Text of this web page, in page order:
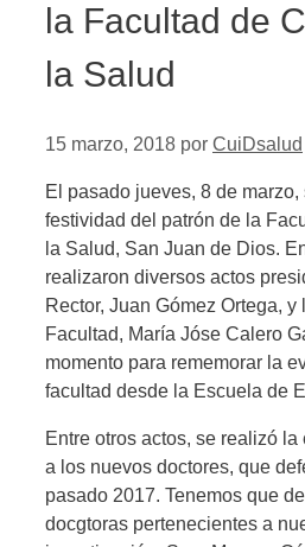
la Facultad de
la Salud
15 marzo, 2018 por CuiDsalud
El pasado jueves, 8 de marzo,
festividad del patrón de la
la Salud, San Juan de Dios.
realizaron diversos actos
Rector, Juan Gómez Ortega,
Facultad, María Jóse Calero
momento para rememorar la
facultad desde la Escuela de
Entre otros actos, se realizó
a los nuevos doctores, que
pasado 2017. Tenemos que
docgtoras pertenecientes a